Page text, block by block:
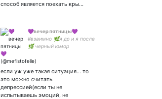
способ является поехать кры…
💜вечер пятницы💜
#взаимно 🌿я до и я после
🌿 черный юмор
НеДоДеЛаНнЫй художник
#самосовершенствуюсь
мечтаю найти лучшую
подругу
если уж уже такая ситуация... то
это можно считать
депрессией(если ты не
испытываешь эмоций, не